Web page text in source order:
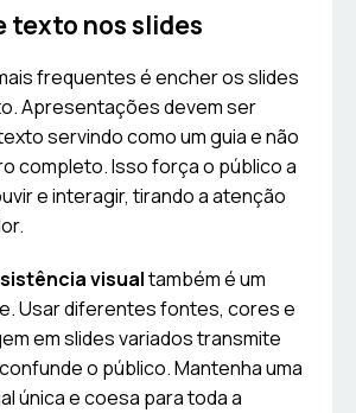
texto nos slides
frequentes é encher os slides
Apresentações devem ser
servindo como um guia e não
completo. Isso força o público a
e interagir, tirando a atenção
visualtambém é um
Usar diferentes fontes, cores e
em slides variados transmite
o público. Mantenha uma
única e coesa para toda a